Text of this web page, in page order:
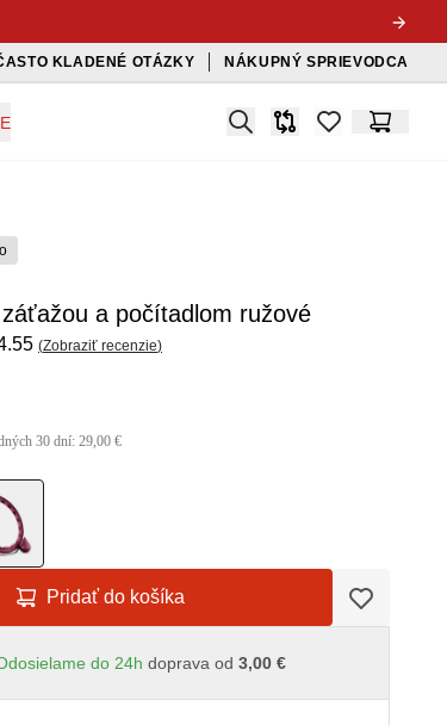
KLADENÉ OTÁZKY NÁKUPNÝ SPRIEVODCA
Search
Porovnávač
items inKošík
a počítadlom ružové
(Zobraziť recenzie)
30 dní: 29,00 €
Pridať do košíka
do 24h doprava od 3,00 €